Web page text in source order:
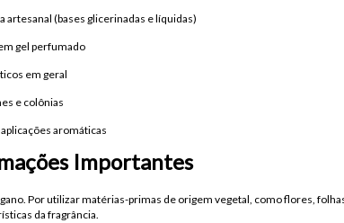
artesanal (bases glicerinadas e líquidas)
gel perfumado
em geral
e colônias
aromáticas
Importantes
Por utilizar matérias-primas de origem vegetal, como flores,
da fragrância.